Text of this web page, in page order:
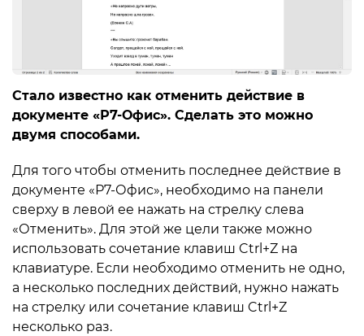
Стало известно как отменить действие в
документе «Р7-Офис». Сделать это можно
двумя способами.
Для того чтобы отменить последнее действие в
документе «Р7-Офис», необходимо на панели
сверху в левой ее нажать на стрелку слева
«Отменить». Для этой же цели также можно
использовать сочетание клавиш Ctrl+Z на
клавиатуре. Если необходимо отменить не одно,
а несколько последних действий, нужно нажать
на стрелку или сочетание клавиш Ctrl+Z
несколько раз.